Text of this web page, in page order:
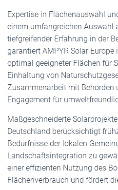
Expertise in Flächenauswahl
einem umfangreichen Auswahl
tiefgreifender Erfahrung in der
garantiert AMPYR Solar
optimal geeigneter Flächen für
Einhaltung von
Zusammenarbeit mit Behörden
Engagement für
Maß­geschneiderte
Deutschland berücksichtigt
Bedürfnisse der lokalen
Landschaftsintegration zu
einer effizienten Nutzung des
Flächenverbrauch und fördert